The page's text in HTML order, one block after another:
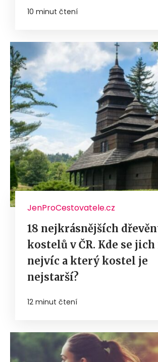
10 minut čtení
JenProCestovatele.cz
18 nejkrásnějších
kostelů v ČR. Kde se jich
nejvíc a který kostel je
nejstarší?
12 minut čtení